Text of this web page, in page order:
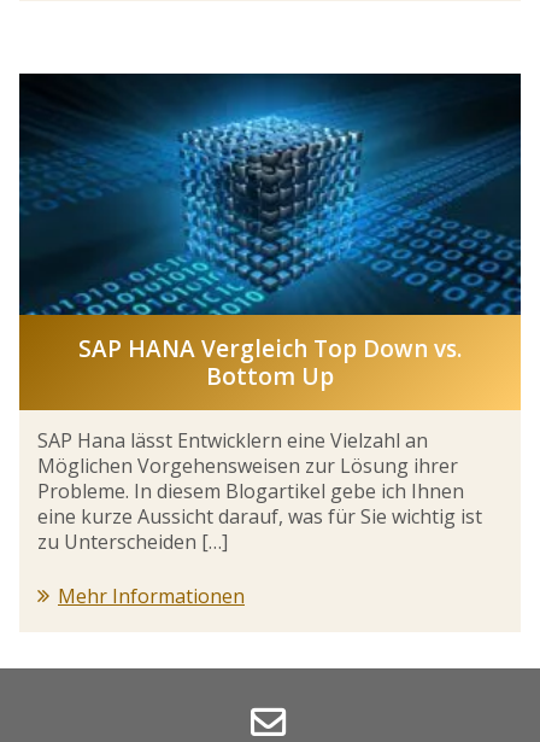
SAP HANA Vergleich Top Down vs.
Bottom Up
SAP Hana lässt Entwicklern eine Vielzahl an
Möglichen Vorgehensweisen zur Lösung ihrer
Probleme. In diesem Blogartikel gebe ich Ihnen
eine kurze Aussicht darauf, was für Sie wichtig ist
zu Unterscheiden […]
Mehr Informationen